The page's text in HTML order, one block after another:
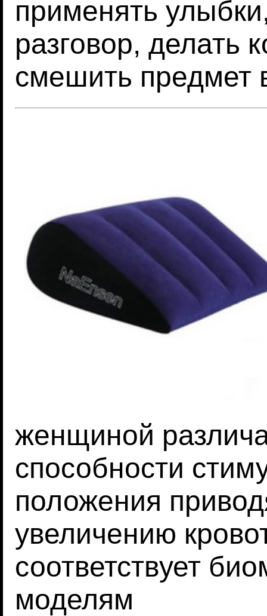
применять
разговор, делать
смешить предмет
женщиной
способности
положения
увеличению
соответствует
моделям